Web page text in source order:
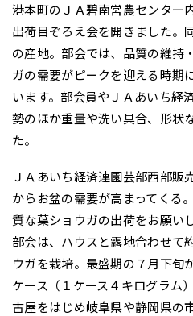
港本町のＪＡ碧南営農センター
出荷目ぞろえ会を開きました。
の産地。部会では、品質の維持
ガの需要がピークを迎える時期
います。部会員やＪＡあいち経
勢のほか重量や洗い具合、形状
た。
ＪＡあいち経済連園芸部西部販
からお盆の需要が高まってくる
質な葉ショウガの出荷をお願い
部会は、ハウスと露地合わせて
ウガを栽培。最盛期の７月下旬
ケース（１ケース４キログラム
古屋をはじめ岐阜県や静岡県の